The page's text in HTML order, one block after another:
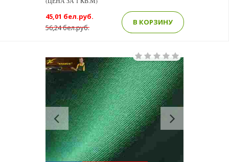
56,24 бел.руб.
45,01 бел.руб.
В КОРЗИНУ
Previous